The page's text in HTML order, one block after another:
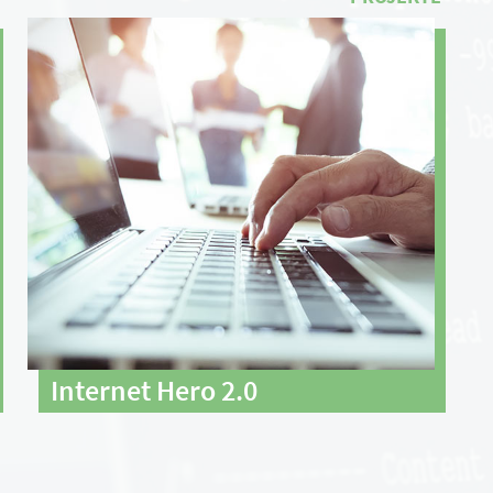
Internet Hero 2.0